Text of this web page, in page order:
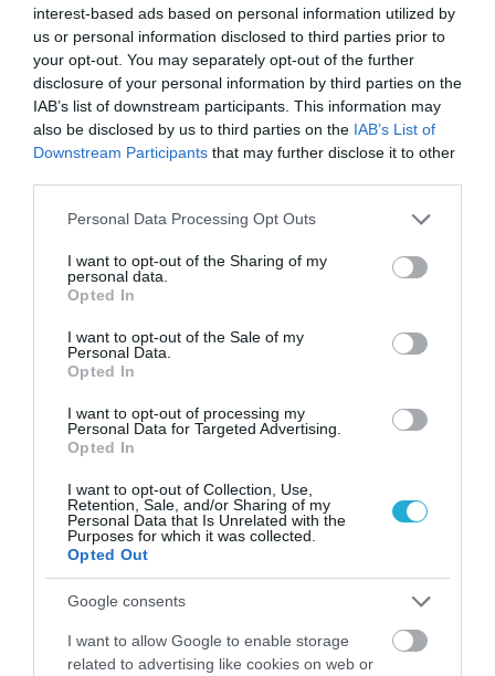
interest-based ads based on personal information utilized by
us or personal information disclosed to third parties prior to
your opt-out. You may separately opt-out of the further
disclosure of your personal information by third parties on the
IAB’s list of downstream participants. This information may
also be disclosed by us to third parties on the IAB’s List of
Downstream Participants that may further disclose it to other
Please note that this website/app uses one or more Google
not limited to your visit or usage behaviour. You may click to
grant or deny consent to Google and its third-party tags to
use your data for below specified purposes in below Google
consent section.
Personal Data Processing Opt Outs
I want to opt-out of the Sharing of my
personal data.
Opted In
I want to opt-out of the Sale of my
Personal Data.
Opted In
I want to opt-out of processing my
Personal Data for Targeted Advertising.
Opted In
I want to opt-out of Collection, Use,
Retention, Sale, and/or Sharing of my
Personal Data that Is Unrelated with the
Purposes for which it was collected.
Opted Out
Google consents
I want to allow Google to enable storage
related to advertising like cookies on web or
ΔΗΜΟΦΙΛΗ
Αυτό είναι το θαυματουργό έλαιο που
προστατεύει από το Αλτχάιμερ